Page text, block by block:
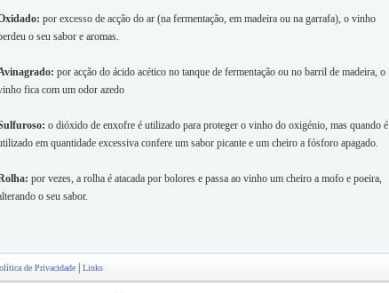
por excesso de acção do ar (na fermentação, em madeira ou na garrafa), o vinho
o seu sabor e aromas.
por acção do ácido acético no tanque de fermentação ou no barril de madeira, o
fica com um odor azedo
o dióxido de enxofre é utilizado para proteger o vinho do oxigénio, mas quando é
em quantidade excessiva confere um sabor picante e um cheiro a fósforo apagado.
por vezes, a rolha é atacada por bolores e passa ao vinho um cheiro a mofo e poeira,
o seu sabor.
de Privacidade Links